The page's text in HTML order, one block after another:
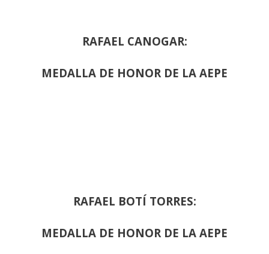
RAFAEL CANOGAR:
MEDALLA DE HONOR DE LA AEPE
RAFAEL BOTÍ TORRES:
MEDALLA DE HONOR DE LA AEPE